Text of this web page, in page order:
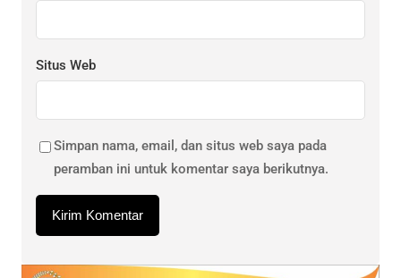
Situs Web
Simpan nama, email, dan situs web saya pada
peramban ini untuk komentar saya berikutnya.